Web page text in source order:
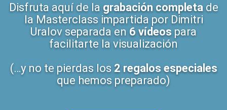
Disfruta aquí de la grabación completade
la Masterclass impartida por Dimitri
Uralov separada en 6 vídeos para
facilitarte la visualización
(…y no te pierdas los 2 regalos especiales
que hemos preparado)